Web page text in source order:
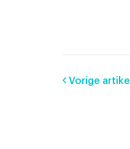
Vorige artikel